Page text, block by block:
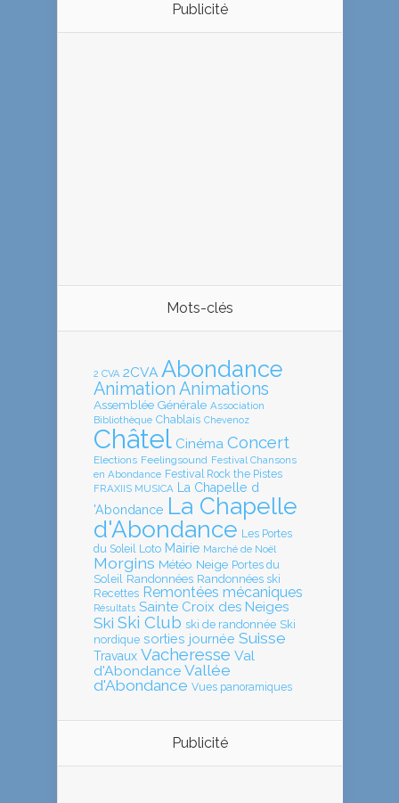
Publicité
Mots-clés
2 CVA 2CVA Abondance
Animation Animations
Assemblée Générale Association
Bibliothèque Chablais Chevenoz
Châtel Cinéma Concert
Elections Feelingsound Festival Chansons
en Abondance Festival Rock the Pistes
FRAXIIS MUSICA
La Chapelle d
'Abondance La Chapelle
d'Abondance Les Portes
du Soleil Loto Mairie Marché de Noël
Morgins Météo Neige Portes du
Soleil Randonnées Randonnées ski
Recettes Remontées mécaniques
Résultats Sainte Croix des Neiges
Ski Ski Club ski de randonnée Ski
nordique sorties journée Suisse
Travaux Vacheresse Val
d'Abondance Vallée
d'Abondance Vues panoramiques
Publicité